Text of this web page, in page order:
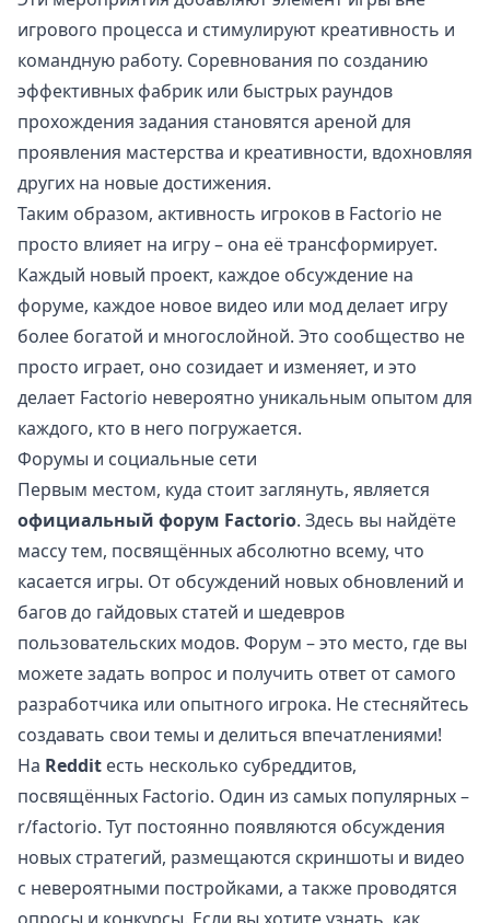
игрового процесса и стимулируют креативность и
командную работу. Соревнования по созданию
эффективных фабрик или быстрых раундов
прохождения задания становятся ареной для
проявления мастерства и креативности, вдохновляя
других на новые достижения.
Таким образом, активность игроков в Factorio не
просто влияет на игру – она её трансформирует.
Каждый новый проект, каждое обсуждение на
форуме, каждое новое видео или мод делает игру
более богатой и многослойной. Это сообщество не
просто играет, оно созидает и изменяет, и это
делает Factorio невероятно уникальным опытом для
каждого, кто в него погружается.
Форумы и социальные сети
Первым местом, куда стоит заглянуть, является
официальный форум Factorio. Здесь вы найдёте
массу тем, посвящённых абсолютно всему, что
касается игры. От обсуждений новых обновлений и
багов до гайдовых статей и шедевров
пользовательских модов. Форум – это место, где вы
можете задать вопрос и получить ответ от самого
разработчика или опытного игрока. Не стесняйтесь
создавать свои темы и делиться впечатлениями!
На Reddit есть несколько субреддитов,
посвящённых Factorio. Один из самых популярных –
r/factorio. Тут постоянно появляются обсуждения
новых стратегий, размещаются скриншоты и видео
с невероятными постройками, а также проводятся